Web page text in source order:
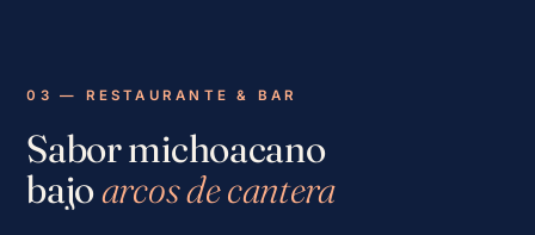
03 — RESTAURANTE & BAR
Sabor michoacano
bajoarcos de cantera